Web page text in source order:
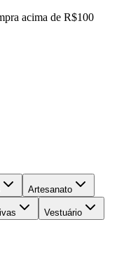
acima de R$100
Artesanato
Vestuário